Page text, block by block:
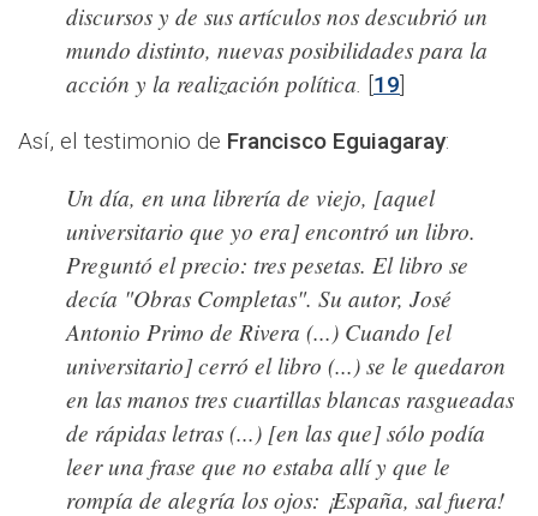
discursos y de sus artículos nos descubrió un
mundo distinto, nuevas posibilidades para la
acción y la realización política [19]
Así, el testimonio de Francisco Eguiagaray:
Un día, en una librería de viejo, [aquel
universitario que yo era] encontró un libro.
Preguntó el precio: tres pesetas. El libro se
decía "Obras Completas". Su autor, José
Antonio Primo de Rivera (...) Cuando [el
universitario] cerró el libro (...) se le quedaron
en las manos tres cuartillas blancas rasgueadas
de rápidas letras (...) [en las que] sólo podía
leer una frase que no estaba allí y que le
rompía de alegría los ojos: ¡España, sal fuera!